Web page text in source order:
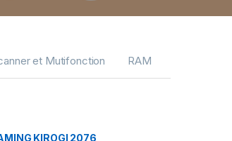
et Mutifonction RAM
KIROGI 2076